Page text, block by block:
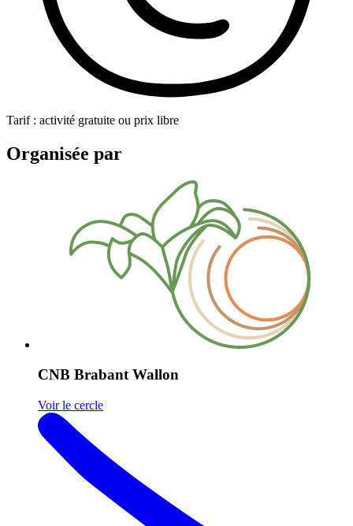
Tarif : activité gratuite ou prix libre
Organisée par
CNB Brabant Wallon
Voir le cercle